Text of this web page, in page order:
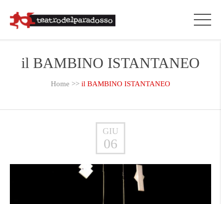
il BAMBINO ISTANTANEO
Home >> il BAMBINO ISTANTANEO
GIU
06